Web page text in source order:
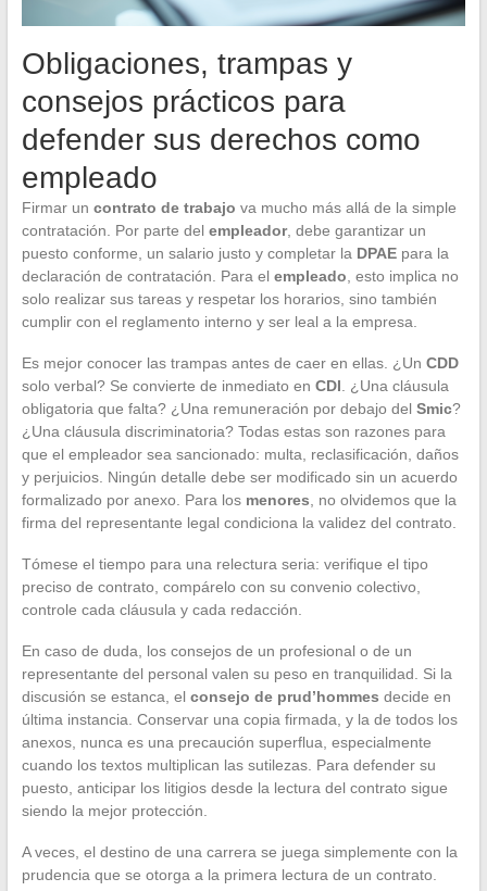
Obligaciones, trampas y
consejos prácticos para
defender sus derechos como
empleado
Firmar un contrato de trabajo va mucho más allá de la simple
contratación. Por parte del empleador, debe garantizar un
puesto conforme, un salario justo y completar la DPAEpara la
declaración de contratación. Para el empleado , esto implica no
solo realizar sus tareas y respetar los horarios, sino también
cumplir con el reglamento interno y ser leal a la empresa.
Es mejor conocer las trampas antes de caer en ellas. ¿Un CDD
solo verbal? Se convierte de inmediato en CDI . ¿Una cláusula
obligatoria que falta? ¿Una remuneración por debajo del Smic?
¿Una cláusula discriminatoria? Todas estas son razones para
que el empleador sea sancionado: multa, reclasificación, daños
y perjuicios. Ningún detalle debe ser modificado sin un acuerdo
formalizado por anexo. Para los menores , no olvidemos que la
firma del representante legal condiciona la validez del contrato.
Tómese el tiempo para una relectura seria: verifique el tipo
preciso de contrato, compárelo con su convenio colectivo,
controle cada cláusula y cada redacción.
En caso de duda, los consejos de un profesional o de un
representante del personal valen su peso en tranquilidad. Si la
discusión se estanca, el consejo de prud’hommes decide en
última instancia. Conservar una copia firmada, y la de todos los
anexos, nunca es una precaución superflua, especialmente
cuando los textos multiplican las sutilezas. Para defender su
puesto, anticipar los litigios desde la lectura del contrato sigue
siendo la mejor protección.
A veces, el destino de una carrera se juega simplemente con la
prudencia que se otorga a la primera lectura de un contrato.